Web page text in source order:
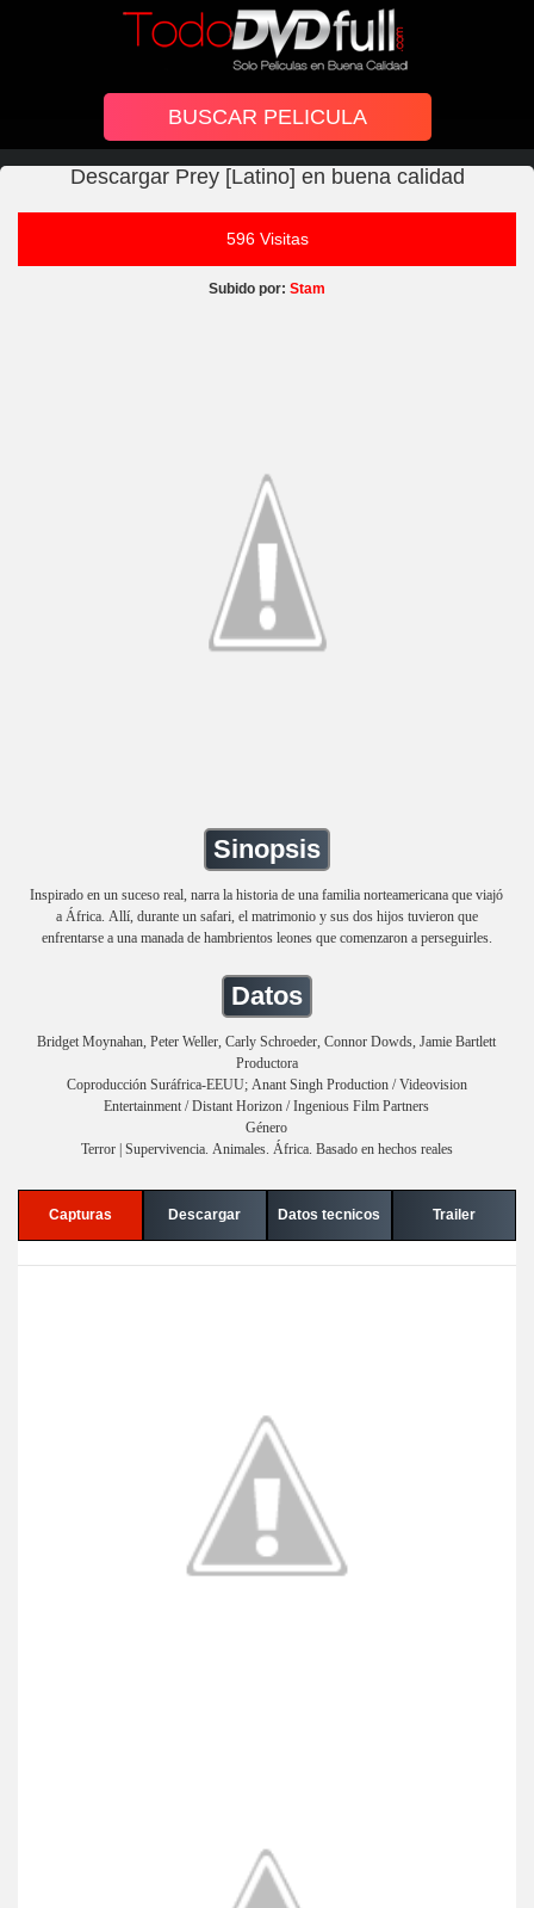
Descargar Prey [Latino] en buena calidad
596 Visitas
Subido por: Stam
Sinopsis
Inspirado en un suceso real, narra la historia de una familia norteamericana que viajó
a África. Allí, durante un safari, el matrimonio y sus dos hijos tuvieron que
enfrentarse a una manada de hambrientos leones que comenzaron a perseguirles.
Datos
Bridget Moynahan, Peter Weller, Carly Schroeder, Connor Dowds, Jamie Bartlett
Productora
Coproducción Suráfrica-EEUU; Anant Singh Production / Videovision
Entertainment / Distant Horizon / Ingenious Film Partners
Género
Terror | Supervivencia. Animales. África. Basado en hechos reales
Capturas Descargar Datos tecnicos Trailer